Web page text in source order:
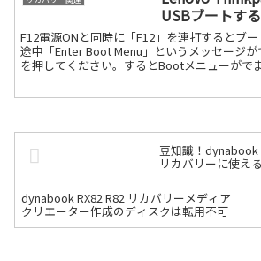
読む
USBブートす
F12電源ONと同時に「F12」を連打するとブー
途中「Enter Boot Menu」というメッセージが
を押してください。するとBootメニューがで
豆知識！dynabook
リカバリーに使え
dynabook RX82 R82 リカバリーメディア
クリエーター作成のディスクは転用不可